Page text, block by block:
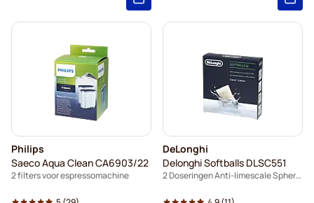
Philips
Saeco Aqua Clean CA6903/22
2 filters voor espressomachine
DeLonghi
Delonghi Softballs DLSC551
2 Doseringen Anti-limescale Spheres